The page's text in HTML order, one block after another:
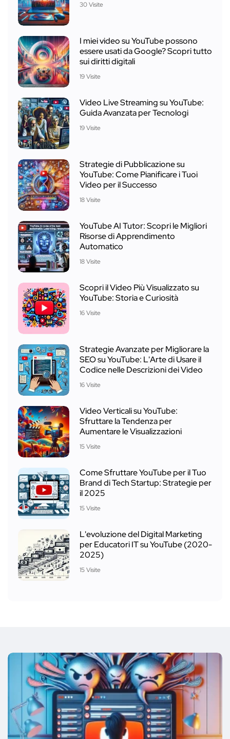
30 Visite
I miei video su YouTube possono
essere usati da Google? Scopri tutto
sui diritti digitali
19 Visite
Video Live Streaming su YouTube:
Guida Avanzata per Tecnologi
19 Visite
Strategie di Pubblicazione su
YouTube: Come Pianificare i Tuoi
Video per il Successo
18 Visite
YouTube AI Tutor: Scopri le Migliori
Risorse di Apprendimento
Automatico
18 Visite
Scopri il Video Più Visualizzato su
YouTube: Storia e Curiosità
16 Visite
Strategie Avanzate per Migliorare la
SEO su YouTube: L'Arte di Usare il
Codice nelle Descrizioni dei Video
16 Visite
Video Verticali su YouTube:
Sfruttare la Tendenza per
Aumentare le Visualizzazioni
15 Visite
Come Sfruttare YouTube per il Tuo
Brand di Tech Startup: Strategie per
il 2025
15 Visite
L'evoluzione del Digital Marketing
per Educatori IT su YouTube (2020-
2025)
15 Visite